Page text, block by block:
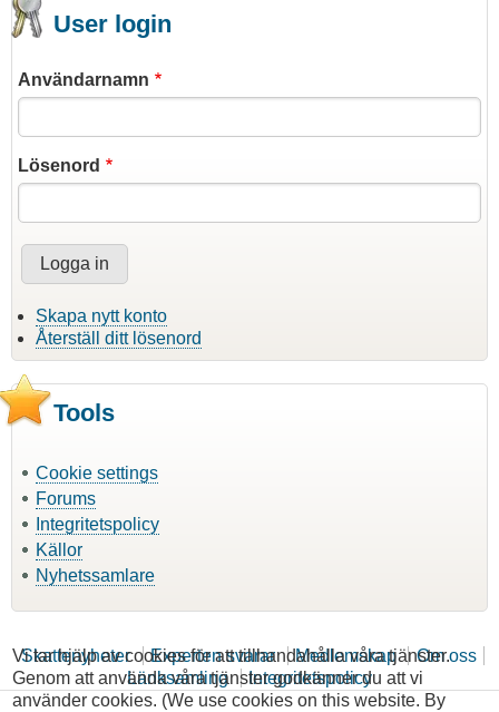
User login
Användarnamn
Lösenord
Skapa nytt konto
Återställ ditt lösenord
Tools
Cookie settings
Forums
Integritetspolicy
Källor
Nyhetssamlare
Skattenyheter Experten svarar Medlemskap
Om oss
Länksamling
Integritetspolicy
Vi tar hjälp av cookies för att tillhandahålla våra tjänster.
Genom att använda våra tjänster godkänner du att vi
använder cookies. (We use cookies on this website. By